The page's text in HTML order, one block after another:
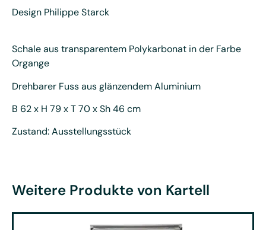
Design Philippe Starck
Schale aus transparentem Polykarbonat in der Farbe
Organge
Drehbarer Fuss aus glänzendem Aluminium
B 62 x H 79 x T 70 x Sh 46 cm
Zustand: Ausstellungsstück
Weitere Produkte von Kartell